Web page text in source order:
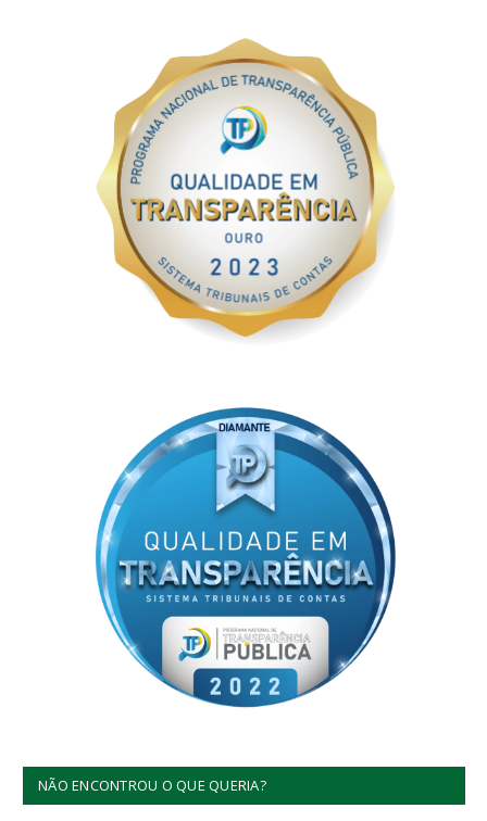
NÃO ENCONTROU O QUE QUERIA?